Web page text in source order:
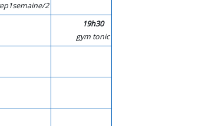
2
19h30
gym tonic